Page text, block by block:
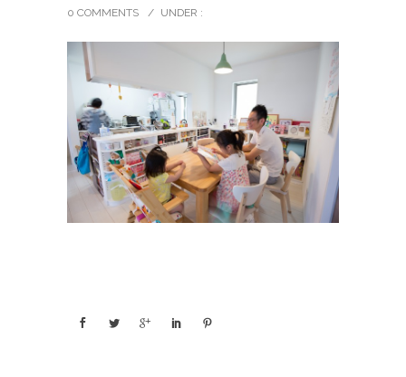
0 COMMENTS
/ UNDER :